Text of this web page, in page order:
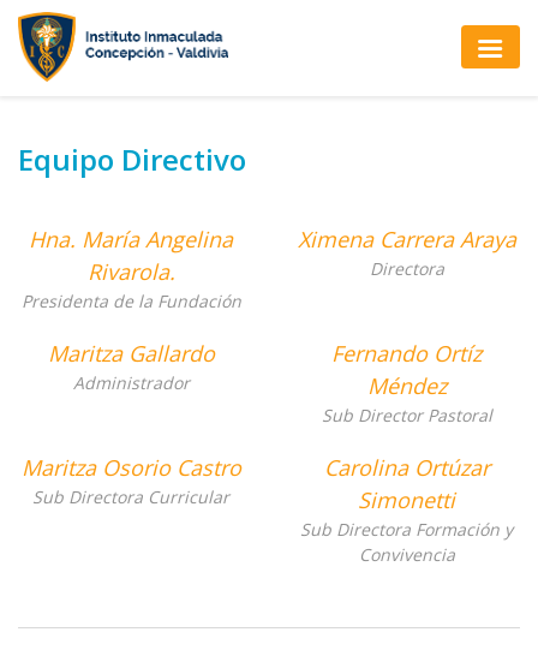
Equipo Directivo
Hna. María Angelina
Rivarola.
Presidenta de la Fundación
Ximena Carrera Araya
Directora
Maritza Gallardo
Administrador
Fernando Ortíz
Méndez
Sub Director Pastoral
Maritza Osorio Castro
Sub Directora Curricular
Carolina Ortúzar
Simonetti
Sub Directora Formación y
Convivencia